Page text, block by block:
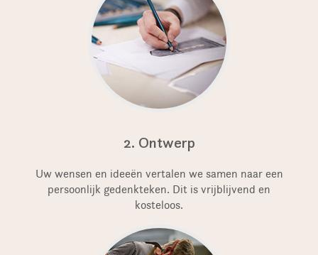
2. Ontwerp
Uw wensen en ideeën vertalen we samen naar een
persoonlijk gedenkteken. Dit is vrijblijvend en
kosteloos.